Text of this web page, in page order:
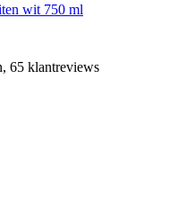
wit 750 ml
65 klantreviews